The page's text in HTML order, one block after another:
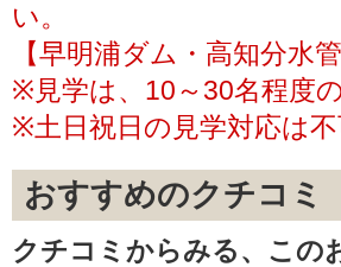
い。
【早明浦ダム・高知分水
※見学は、10～30名程度
※土日祝日の見学対応は不
おすすめのクチコミ
クチコミからみる、この